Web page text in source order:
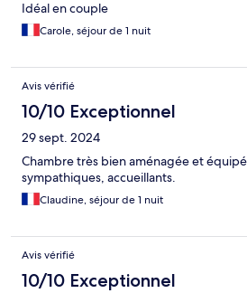
Idéal en couple
Carole, séjour de 1 nuit
Avis vérifié
10/10 Exceptionnel
29 sept. 2024
Chambre très bien aménagée et
sympathiques, accueillants.
Claudine, séjour de 1 nuit
Avis vérifié
10/10 Exceptionnel